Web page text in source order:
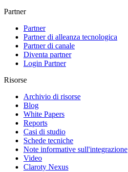
Partner
Partner
Partner di alleanza tecnologica
Partner di canale
Diventa partner
Login Partner
Risorse
Archivio di risorse
Blog
White Papers
Reports
Casi di studio
Schede tecniche
Note informative sull'integrazione
Video
Claroty Nexus